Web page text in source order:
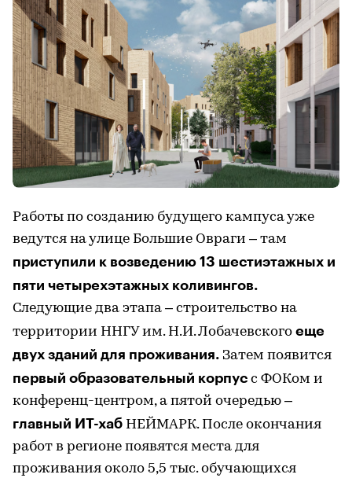
Работы по созданию будущего кампуса уже
ведутся на улице Большие Овраги – там
приступили к возведению 13 шестиэтажных и
пяти четырехэтажных коливингов.
Следующие два этапа – строительство на
территории ННГУ им. Н.И. Лобачевского еще
двух зданий для проживания. Затем появится
первый образовательный корпус с ФОКом и
конференц-центром, а пятой очередью –
главный ИТ-хаб НЕЙМАРК. После окончания
работ в регионе появятся места для
проживания около 5,5 тыс. обучающихся